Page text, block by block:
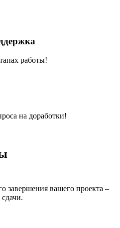
работы!
на доработки!
завершения вашего проекта –